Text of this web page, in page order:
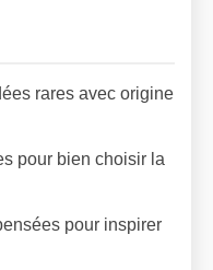
rares avec origine
pour bien choisir la
pour inspirer